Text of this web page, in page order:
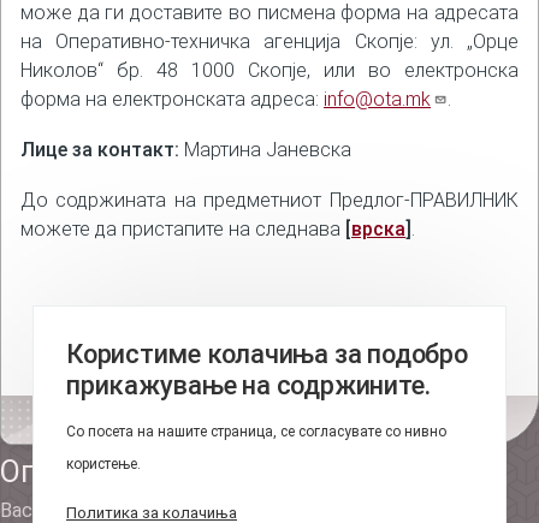
може да ги доставите во писмена форма на адресата
на Оперативно-техничка агенција Скопје: ул. „Орце
Николов“ бр. 48 1000 Скопје, или во електронска
форма на електронската адреса: info@ota.mk .
Лице за контакт: Мартина Јаневска
До содржината на предметниот Предлог-ПРАВИЛНИК
можете да пристапите на следнава [врска] .
Оперативно-техничка агенција
Васил Иљоски 6, Скопје (пош.фах 236)
Користиме колачиња за подобро
прикажување на содржините.
Со посета на нашите страница, се согласувате со нивно
користење.
Политика за колачиња